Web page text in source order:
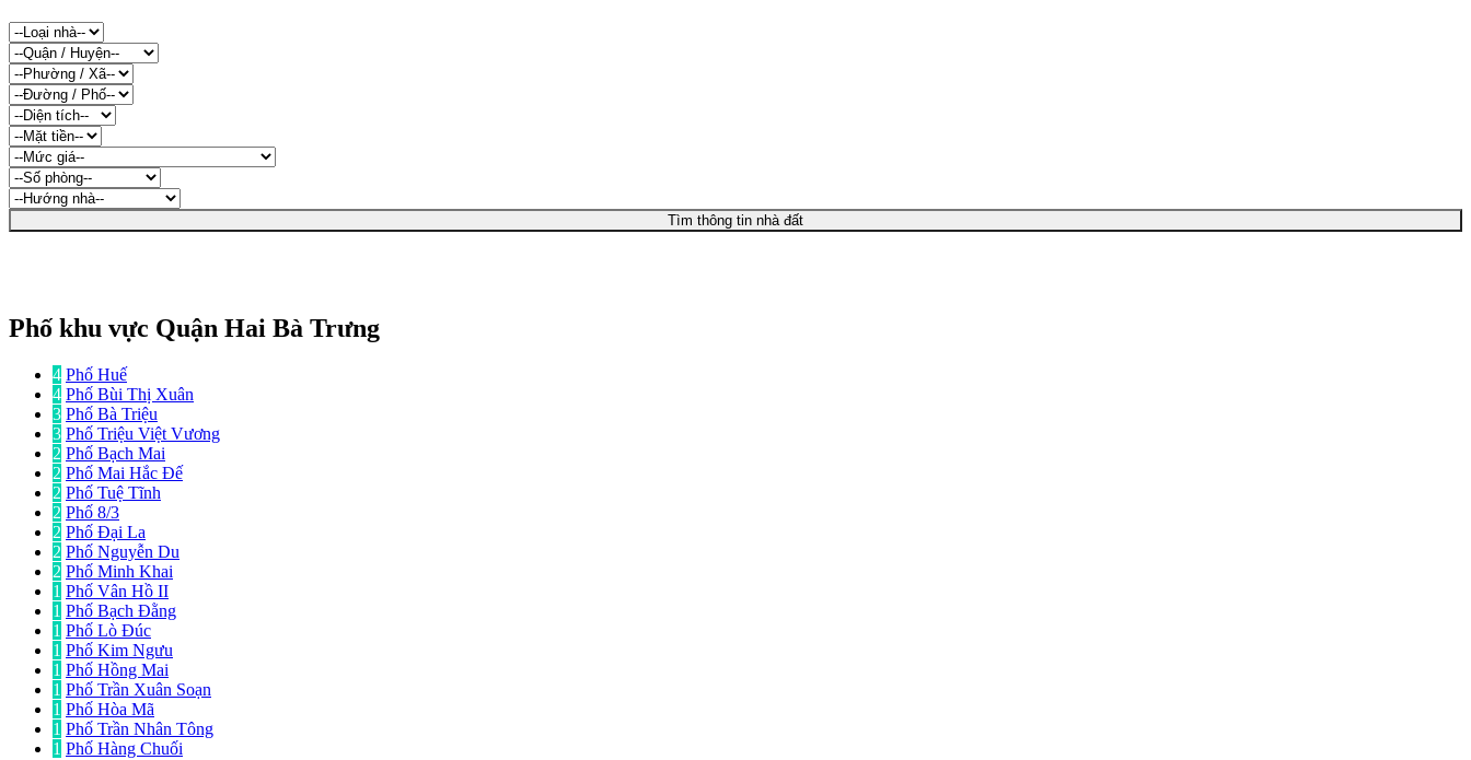
Tìm thông tin nhà đất
Phố khu vực Quận Hai Bà Trưng
4 Phố Huế
4 Phố Bùi Thị Xuân
3 Phố Bà Triệu
3 Phố Triệu Việt Vương
2 Phố Bạch Mai
2 Phố Mai Hắc Đế
2 Phố Tuệ Tĩnh
2 Phố 8/3
2 Phố Đại La
2 Phố Nguyễn Du
2 Phố Minh Khai
1 Phố Vân Hồ II
1 Phố Bạch Đằng
1 Phố Lò Đúc
1 Phố Kim Ngưu
1 Phố Hồng Mai
1 Phố Trần Xuân Soạn
1 Phố Hòa Mã
1 Phố Trần Nhân Tông
1 Phố Hàng Chuối